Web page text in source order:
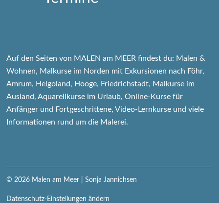
Auf den Seiten von MALEN am MEER findest du: Malen &
Wohnen, Malkurse im Norden mit Exkursionen nach Föhr,
Amrum, Helgoland, Hooge, Friedrichstadt, Malkurse im
Ausland, Aquarellkurse im Urlaub, Online-Kurse für
Anfänger und Fortgeschrittene, Video-Lernkurse und viele
Informationen rund um die Malerei.
© 2026 Malen am Meer | Sonja Jannichsen
Datenschutz-Einstellungen ändern